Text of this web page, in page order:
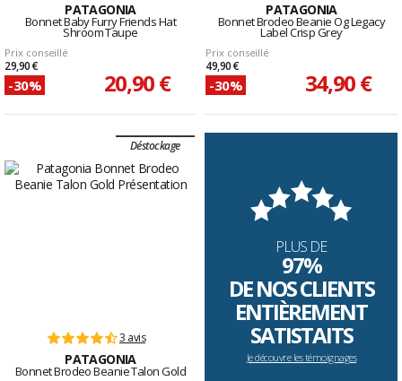
PATAGONIA
Bonnet Baby Furry Friends Hat
Shroom Taupe
Prix conseillé
29,90 €
-30% 20,90 €
PATAGONIA
Bonnet Brodeo Beanie Og Legacy
Label Crisp Grey
Prix conseillé
49,90 €
-30% 34,90 €
Déstockage
3 avis
PATAGONIA
Bonnet Brodeo Beanie Talon Gold
PLUS DE
97%
DE NOS CLIENTS
ENTIÈREMENT
SATISTAITS
Je découvre les témoignages